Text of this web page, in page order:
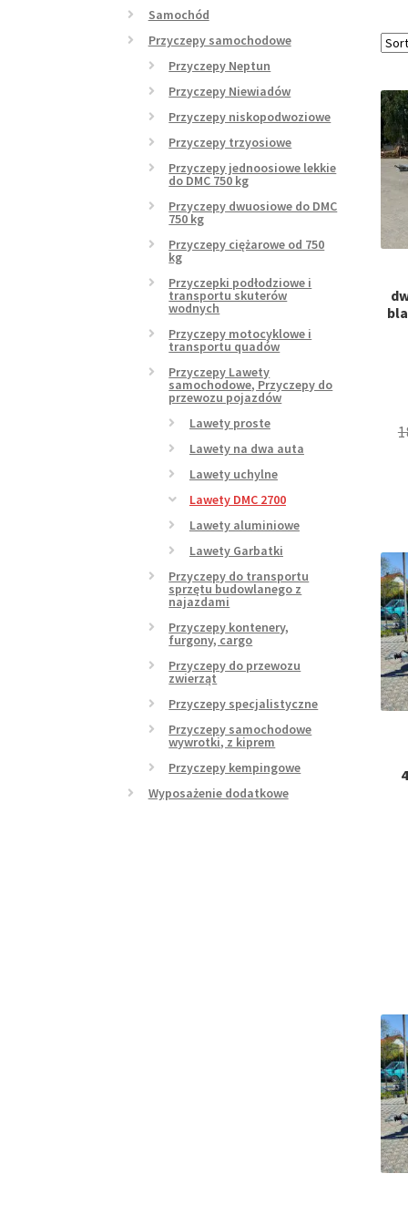
Samochód
Przyczepy samochodowe
Przyczepy Neptun
Przyczepy Niewiadów
Przyczepy niskopodwoziowe
Przyczepy trzyosiowe
Przyczepy jednoosiowe lekkie
do DMC 750 kg
Przyczepy dwuosiowe do DMC
750 kg
Przyczepy ciężarowe od 750
kg
Przyczepki podłodziowe i
transportu skuterów
wodnych
Przyczepy motocyklowe i
transportu quadów
Przyczepy Lawety
samochodowe, Przyczepy do
przewozu pojazdów
Lawety proste
Lawety na dwa auta
Lawety uchylne
Lawety DMC 2700
Lawety aluminiowe
Lawety Garbatki
Przyczepy do transportu
sprzętu budowlanego z
najazdami
Przyczepy kontenery,
furgony, cargo
Przyczepy do przewozu
zwierząt
Przyczepy specjalistyczne
Przyczepy samochodowe
wywrotki, z kiprem
Przyczepy kempingowe
Wyposażenie dodatkowe